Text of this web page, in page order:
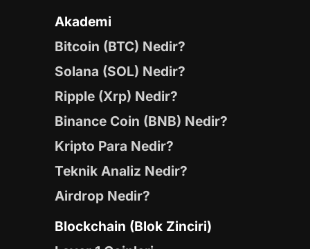
Akademi
Bitcoin (BTC) Nedir?
Solana (SOL) Nedir?
Ripple (Xrp) Nedir?
Binance Coin (BNB) Nedir?
Kripto Para Nedir?
Teknik Analiz Nedir?
Airdrop Nedir?
Blockchain (Blok Zinciri)